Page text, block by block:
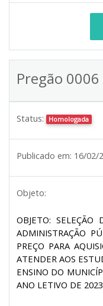
Pregão
Status: Homologada
Publicado em: 16/02/
Objeto:
OBJETO: SELEÇÃO
ADMINISTRAÇÃO
PREÇO PARA
ATENDER AOS
ENSINO DO
ANO LETIVO DE